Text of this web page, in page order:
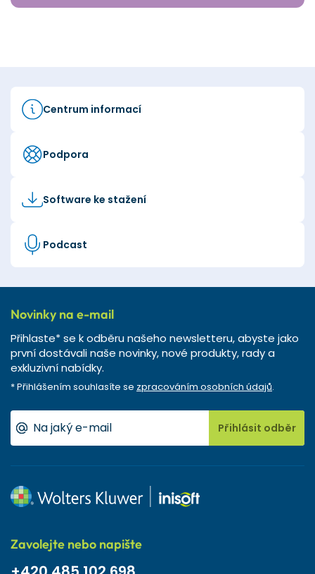
Centrum informací
Podpora
Software ke stažení
Podcast
Novinky na e-mail
Přihlaste* se k odběru našeho newsletteru, abyste jako
první dostávali naše novinky, nové produkty, rady a
exkluzivní nabídky.
* Přihlášením souhlasíte se zpracováním osobních údajů.
Přihlásit odběr
Zavolejte nebo napište